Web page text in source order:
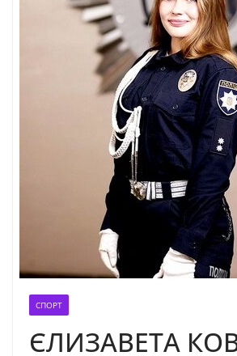
СПОРТ
ЄЛИЗАВЕТА